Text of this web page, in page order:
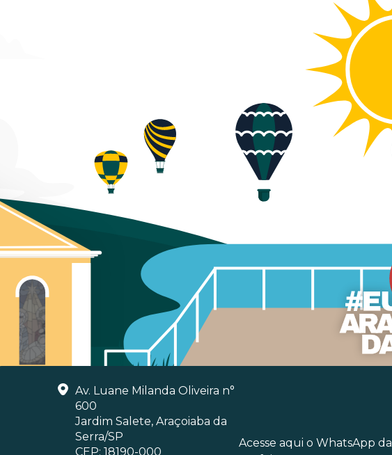
Av. Luane Milanda Oliveira n°
600
Jardim Salete, Araçoiaba da
Serra/SP
CEP: 18190-000
Acesse aqui o WhatsApp da